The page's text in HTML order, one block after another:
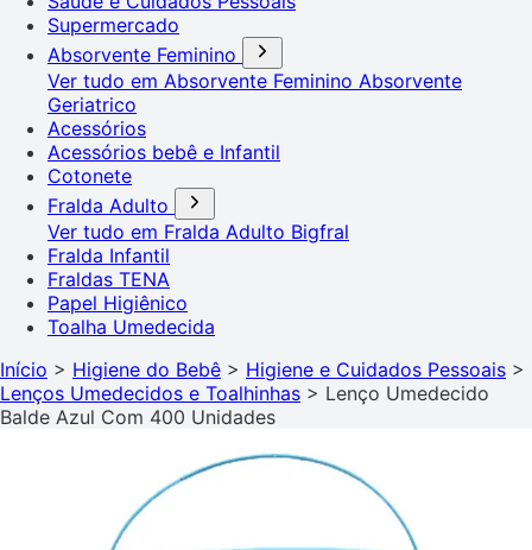
Supermercado
Absorvente Feminino
Ver tudo em Absorvente Feminino Absorvente
Geriatrico
Acessórios
Acessórios bebê e Infantil
Cotonete
Fralda Adulto
Ver tudo em Fralda Adulto Bigfral
Fralda Infantil
Fraldas TENA
Papel Higiênico
Toalha Umedecida
Início > Higiene do Bebê > Higiene e Cuidados Pessoais >
Lenços Umedecidos e Toalhinhas > Lenço Umedecido
Balde Azul Com 400 Unidades